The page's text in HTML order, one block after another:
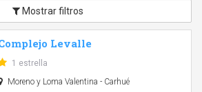
Mostrar filtros
Levalle
1 estrella
Moreno y Loma Valentina - Carhué